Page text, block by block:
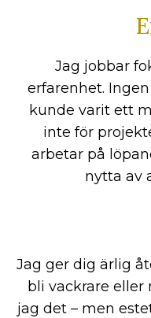
Jag jobbar
erfarenhet.
kunde varit ett
inte för
arbetar på
nytta av
Jag ger dig ärlig
bli vackrare
jag det – men